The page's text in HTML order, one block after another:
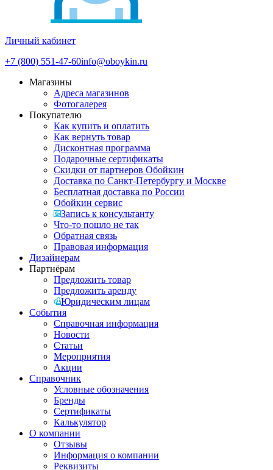
Личный кабинет
+7 (800) 551-47-60info@oboykin.ru
Магазины
Адреса магазинов
Фотогалерея
Покупателю
Как купить и оплатить
Как вернуть товар
Дисконтная программа
Подарочные сертификаты
Скидки от партнеров Обойкин
Доставка по Санкт-Петербургу и Москве
Бесплатная доставка по России
Обойкин сервис
Запись к консультанту
Что-то пошло не так
Обратная связь
Правовая информация
Дизайнерам
Партнёрам
Предложить товар
Предложить аренду
Юридическим лицам
События
Справочная информация
Новости
Статьи
Мероприятия
Акции
Справочник
Условные обозначения
Бренды
Сертификаты
Калькулятор
О компании
Отзывы
Информация о компании
Реквизиты